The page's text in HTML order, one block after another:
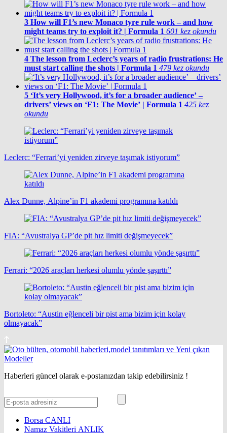
3 How will F1’s new Monaco tyre rule work – and how
might teams try to exploit it? | Formula 1 601 kez okundu
4 The lesson from Leclerc’s years of radio frustrations: He
must start calling the shots | Formula 1 479 kez okundu
5 ‘It’s very Hollywood, it’s for a broader audience’ –
drivers’ views on ‘F1: The Movie’ | Formula 1 425 kez
okundu
Leclerc: “Ferrari’yi yeniden zirveye taşımak istiyorum”
Alex Dunne, Alpine’in F1 akademi programına katıldı
FIA: “Avustralya GP’de pit hız limiti değişmeyecek”
Ferrari: “2026 araçları herkesi olumlu yönde şaşırttı”
Bortoleto: “Austin eğlenceli bir pist ama bizim için kolay
olmayacak”
Haberleri güncel olarak e-postanızdan takip edebilirsiniz !
Borsa CANLI
Namaz Vakitleri ANLIK